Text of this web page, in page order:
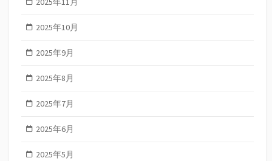
2025年10月
2025年9月
2025年8月
2025年7月
2025年6月
2025年5月